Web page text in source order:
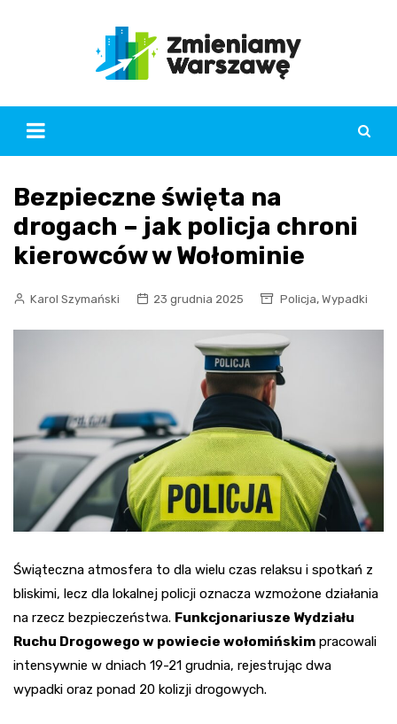
Bezpieczne święta na
drogach – jak policja chroni
kierowców w Wołominie
Karol Szymański 23 grudnia 2025 Policja, Wypadki
Świąteczna atmosfera to dla wielu czas relaksu i spotkań z
bliskimi, lecz dla lokalnej policji oznacza wzmożone działania
na rzecz bezpieczeństwa. Funkcjonariusze Wydziału
Ruchu Drogowego w powiecie wołomińskim pracowali
intensywnie w dniach 19-21 grudnia, rejestrując dwa
wypadki oraz ponad 20 kolizji drogowych.